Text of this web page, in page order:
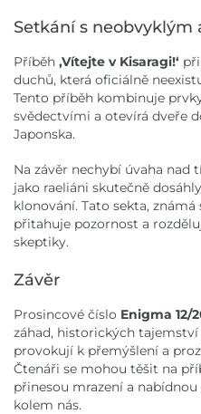
Setkání s neobvyklým
Příběh ,Vítejte v Kisaragi!‘
duchů, která oficiálně
Tento příběh kombinuje
svědectvími a otevírá dveře
Japonska.
Na závěr nechybí úvaha nad
jako raeliáni skutečně
klonování. Tato sekta,
přitahuje pozornost a
skeptiky.
Závěr
Prosincové číslo Enigma 12/
záhad, historických
provokují k přemýšlení a
Čtenáři se mohou těšit na
přinesou mrazení a
kolem nás.